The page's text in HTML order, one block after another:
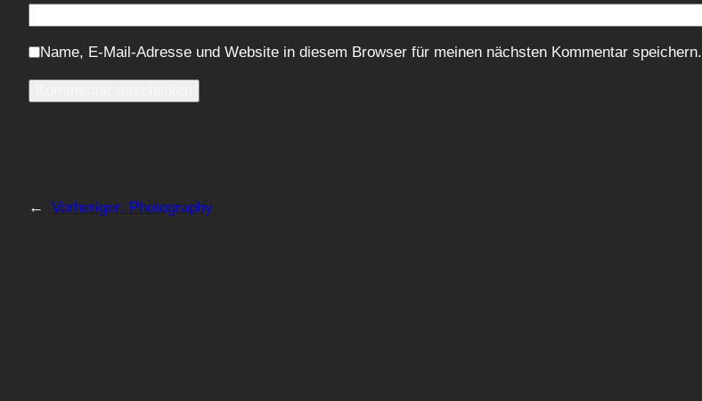
Name, E-Mail-Adresse und Website in diesem Browser für meinen nächsten Kommentar speichern.
← Vorheriger: Photography